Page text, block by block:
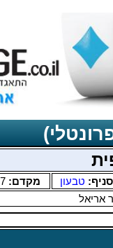
סניף: טבעון מקדם:
אריאל